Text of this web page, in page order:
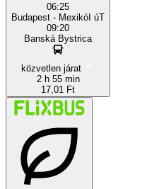
06:25
Budapest - MexikóI úT
09:20
Banská Bystrica
közvetlen járat
2 h 55 min
17,01 Ft